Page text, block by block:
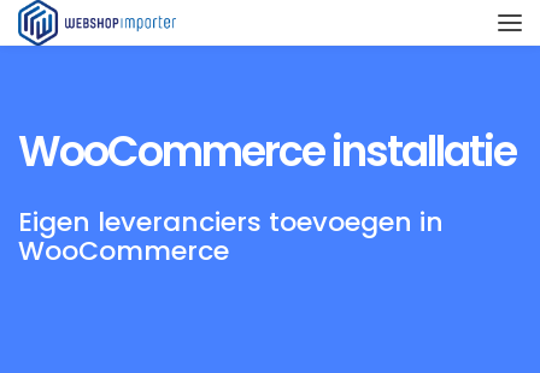
WooCommerce installatie
Eigen leveranciers toevoegen in
WooCommerce